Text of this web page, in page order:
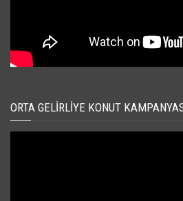
ORTA GELIRLIYE KONUT